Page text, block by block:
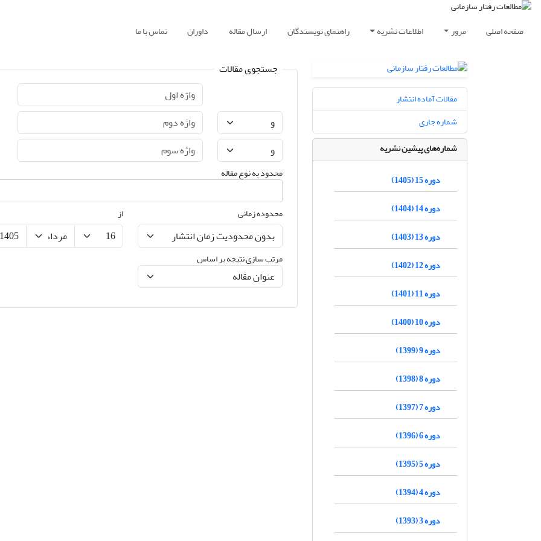
صفحه اصلی مرور اطلاعات نشریه راهنمای نویسندگان ارسال مقاله داوران تماس با ما
جستجوی مقالات
محدود به نوع مقاله
محدوده زمانی از
مرتب سازی نتیجه بر اساس
مقالات آماده انتشار
شماره جاری
شماره‌های پیشین نشریه
دوره 15 (1405)
دوره 14 (1404)
دوره 13 (1403)
دوره 12 (1402)
دوره 11 (1401)
دوره 10 (1400)
دوره 9 (1399)
دوره 8 (1398)
دوره 7 (1397)
دوره 6 (1396)
دوره 5 (1395)
دوره 4 (1394)
دوره 3 (1393)